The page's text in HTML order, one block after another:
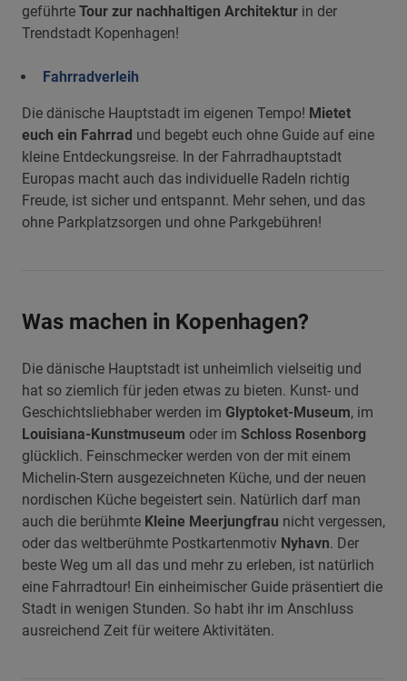
geführte Tour zur nachhaltigen Architektur in der
Trendstadt Kopenhagen!
Fahrradverleih
Die dänische Hauptstadt im eigenen Tempo! Mietet
euch ein Fahrrad und begebt euch ohne Guide auf eine
kleine Entdeckungsreise. In der Fahrradhauptstadt
Europas macht auch das individuelle Radeln richtig
Freude, ist sicher und entspannt. Mehr sehen, und das
ohne Parkplatzsorgen und ohne Parkgebühren!
Was machen in Kopenhagen?
Die dänische Hauptstadt ist unheimlich vielseitig und
hat so ziemlich für jeden etwas zu bieten. Kunst- und
Geschichtsliebhaber werden im Glyptoket-Museum, im
Louisiana-Kunstmuseum oder im Schloss Rosenborg
glücklich. Feinschmecker werden von der mit einem
Michelin-Stern ausgezeichneten Küche, und der neuen
nordischen Küche begeistert sein. Natürlich darf man
auch die berühmte Kleine Meerjungfrau nicht vergessen,
oder das weltberühmte Postkartenmotiv Nyhavn. Der
beste Weg um all das und mehr zu erleben, ist natürlich
eine Fahrradtour! Ein einheimischer Guide präsentiert die
Stadt in wenigen Stunden. So habt ihr im Anschluss
ausreichend Zeit für weitere Aktivitäten.